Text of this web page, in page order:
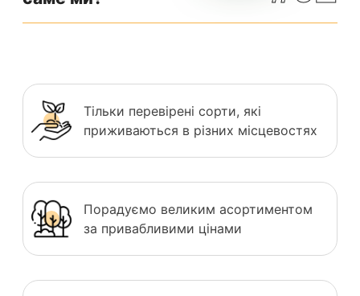
Тільки перевірені сорти, які
приживаються в різних місцевостях
Порадуємо великим асортиментом
за привабливими цінами